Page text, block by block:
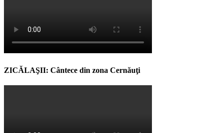
ZICĂLAŞII: Cântece din zona Cernăuţi